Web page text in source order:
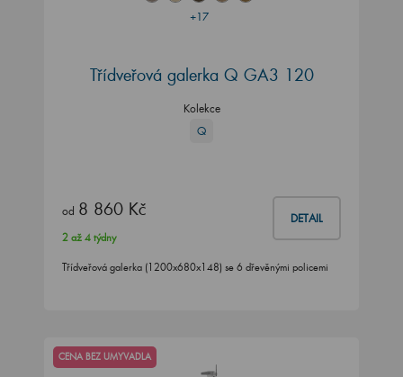
+17
Třídveřová galerka Q GA3 120
Kolekce
Q
od 8 860 Kč DETAIL
2 až 4 týdny
Třídveřová galerka (1200x680x148) se 6 dřevěnými policemi
CENA BEZ UMYVADLA